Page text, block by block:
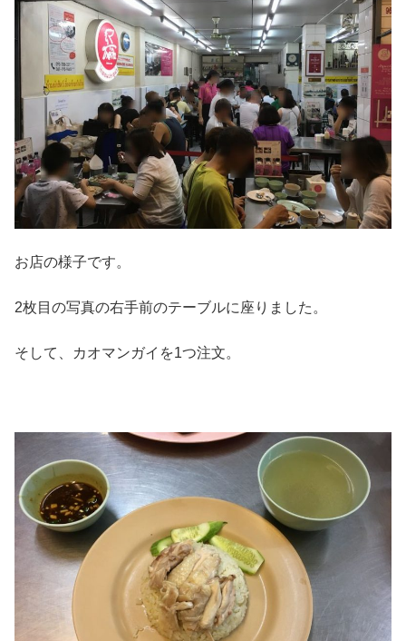
お店の様子です。
2枚目の写真の右手前のテーブルに座りました。
そして、カオマンガイを1つ注文。